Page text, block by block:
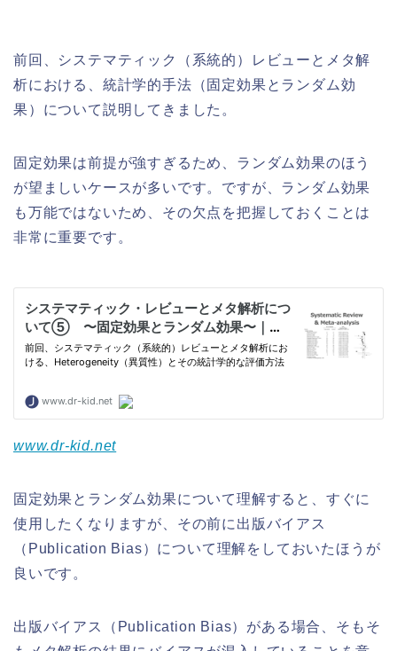
前回、システマティック（系統的）レビューとメタ解
析における、統計学的手法（固定効果とランダム効
果）について説明してきました。
固定効果は前提が強すぎるため、ランダム効果のほう
が望ましいケースが多いです。ですが、ランダム効果
も万能ではないため、その欠点を把握しておくことは
非常に重要です。
www.dr-kid.net
固定効果とランダム効果について理解すると、すぐに
使用したくなりますが、その前に出版バイアス
（Publication Bias）について理解をしておいたほうが
良いです。
出版バイアス（Publication Bias）がある場合、そもそ